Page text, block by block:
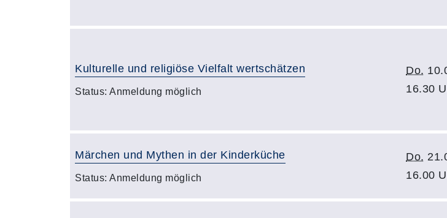
Kulturelle und religiöse Vielfalt wertschätzen
Status: Anmeldung möglich
Do.
16.30
Märchen und Mythen in der Kinderküche
Status: Anmeldung möglich
Do.
16.00